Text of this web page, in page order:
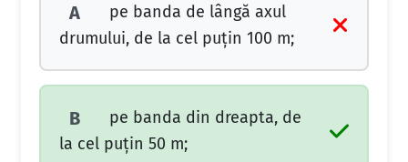
A
pe banda de lângă axul
drumului, de la cel puţin 100 m;
B
pe banda din dreapta, de
la cel puţin 50 m;